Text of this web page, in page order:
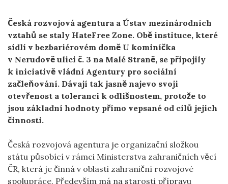
Česká rozvojová agentura a Ústav mezinárodních
vztahů se staly HateFree Zone. Obě instituce, které
sídlí v bezbariérovém domě U kominíčka
v Nerudově ulici č. 3 na Malé Straně, se připojily
k iniciativě vládní Agentury pro sociální
začleňování. Dávají tak jasně najevo svoji
otevřenost a toleranci k odlišnostem, protože to
jsou základní hodnoty přímo vepsané od cílů jejich
činnosti.
Česká rozvojová agentura je organizační složkou
státu působící v rámci Ministerstva zahraničních věcí
ČR, která je činná v oblasti zahraniční rozvojové
spolupráce. Především má na starosti přípravu